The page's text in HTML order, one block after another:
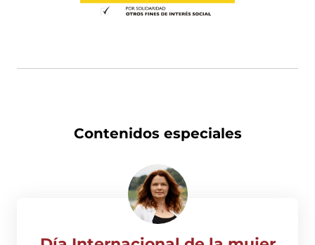
Contenidos especiales